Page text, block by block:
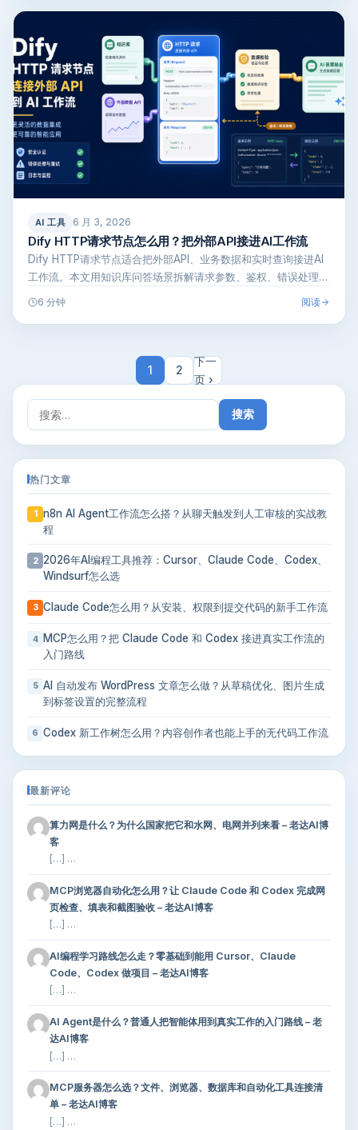
AI 工具 6 月 3, 2026
Dify HTTP请求节点怎么用？把外部API接进AI工作流
Dify HTTP请求节点适合把外部API、业务数据和实时查询接进AI
工作流。本文用知识库问答场景拆解请求参数、鉴权、错误处理、
6 分钟 阅读
1 2
下一
页 ›
搜
索：
热门文章
1 n8n AI Agent工作流怎么搭？从聊天触发到人工审核的实战教
程
2 2026年AI编程工具推荐：Cursor、Claude Code、Codex、
Windsurf怎么选
3 Claude Code怎么用？从安装、权限到提交代码的新手工作流
4
MCP怎么用？把 Claude Code 和 Codex 接进真实工作流的
入门路线
5 AI 自动发布 WordPress 文章怎么做？从草稿优化、图片生成
到标签设置的完整流程
6 Codex 新工作树怎么用？内容创作者也能上手的无代码工作流
最新评论
算力网是什么？为什么国家把它和水网、电网并列来看 – 老达AI博
客
[…] …
MCP浏览器自动化怎么用？让 Claude Code 和 Codex 完成网
页检查、填表和截图验收 – 老达AI博客
[…] …
AI编程学习路线怎么走？零基础到能用 Cursor、Claude
Code、Codex 做项目 – 老达AI博客
[…] …
AI Agent是什么？普通人把智能体用到真实工作的入门路线 – 老
达AI博客
[…] …
MCP服务器怎么选？文件、浏览器、数据库和自动化工具连接清
单 – 老达AI博客
[…] …